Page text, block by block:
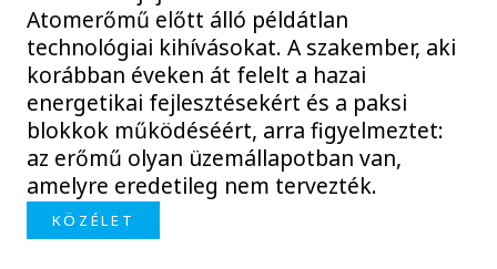
Atomerőmű előtt álló példátlan
technológiai kihívásokat. A szakember, aki
korábban éveken át felelt a hazai
energetikai fejlesztésekért és a paksi
blokkok működéséért, arra figyelmeztet:
az erőmű olyan üzemállapotban van,
amelyre eredetileg nem tervezték.
KÖZÉLET